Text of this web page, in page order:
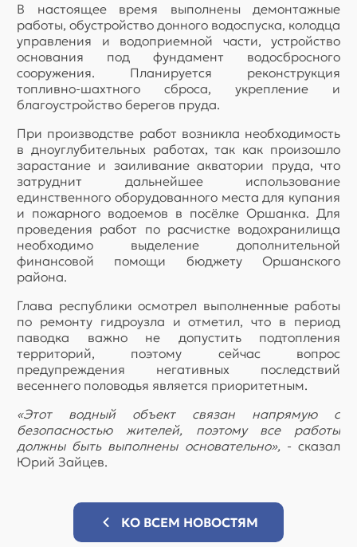
В настоящее время выполнены демонтажные
работы, обустройство донного водоспуска, колодца
управления и водоприемной части, устройство
основания под фундамент водосбросного
сооружения. Планируется реконструкция
топливно-шахтного сброса, укрепление и
благоустройство берегов пруда.
При производстве работ возникла необходимость
в дноуглубительных работах, так как произошло
зарастание и заиливание акватории пруда, что
затруднит дальнейшее использование
единственного оборудованного места для купания
и пожарного водоемов в посёлке Оршанка. Для
проведения работ по расчистке водохранилища
необходимо выделение дополнительной
финансовой помощи бюджету Оршанского
района.
Глава республики осмотрел выполненные работы
по ремонту гидроузла и отметил, что в период
паводка важно не допустить подтопления
территорий, поэтому сейчас вопрос
предупреждения негативных последствий
весеннего половодья является приоритетным.
«Этот водный объект связан напрямую с
безопасностью жителей, поэтому все работы
должны быть выполнены основательно»,- сказал
Юрий Зайцев.
КО ВСЕМ НОВОСТЯМ